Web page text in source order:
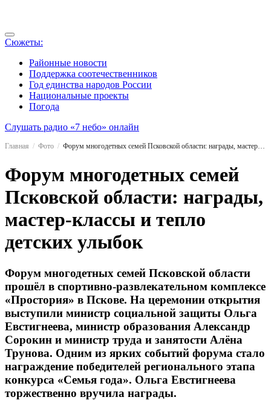
Сюжеты:
Районные новости
Поддержка соотечественников
Год единства народов России
Национальные проекты
Погода
Слушать радио «7 небо» онлайн
Главная Фото Форум многодетных семей Псковской области: награды, мастер‑классы и тепло детских улыбок
Форум многодетных семей
Псковской области: награды,
мастер‑классы и тепло
детских улыбок
Форум многодетных семей Псковской области
прошёл в спортивно-развлекательном комплексе
«Простория» в Пскове. На церемонии открытия
выступили министр социальной защиты Ольга
Евстигнеева, министр образования Александр
Сорокин и министр труда и занятости Алёна
Трунова. Одним из ярких событий форума стало
награждение победителей регионального этапа
конкурса «Семья года». Ольга Евстигнеева
торжественно вручила награды.